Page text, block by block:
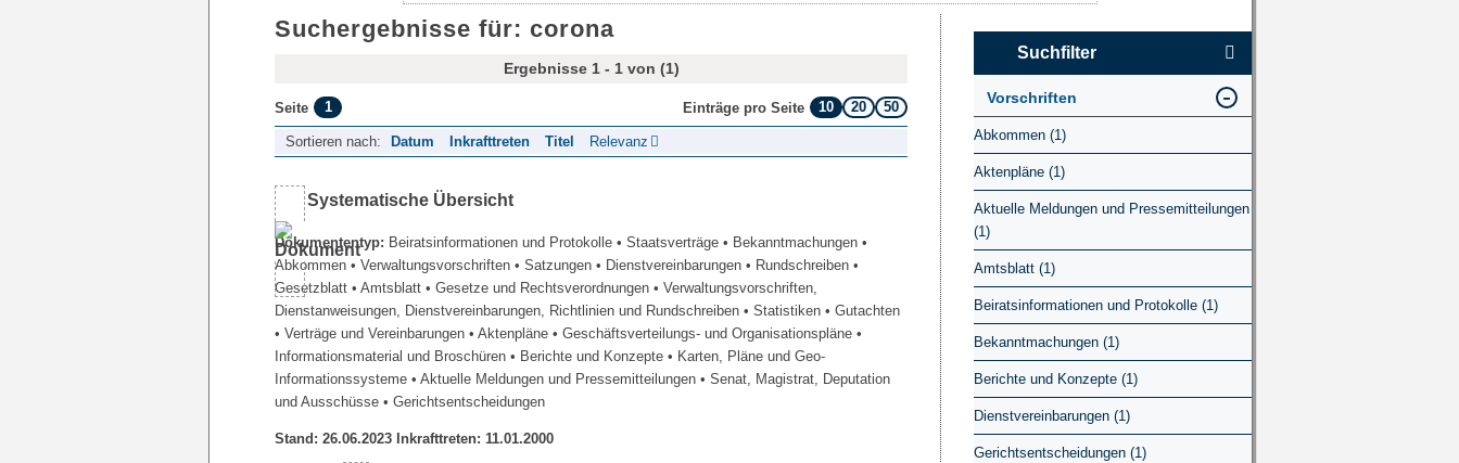
Suchergebnisse für: corona
Ergebnisse 1 - 1 von (1)
Seite 1 Einträge pro Seite 10 20 50
Sortieren nach: Datum Inkrafttreten Titel Relevanz
Systematische Übersicht
Dokumententyp: Beiratsinformationen und Protokolle • Staatsverträge • Bekanntmachungen •
Abkommen • Verwaltungsvorschriften • Satzungen • Dienstvereinbarungen • Rundschreiben •
Gesetzblatt • Amtsblatt • Gesetze und Rechtsverordnungen • Verwaltungsvorschriften,
Dienstanweisungen, Dienstvereinbarungen, Richtlinien und Rundschreiben • Statistiken • Gutachten
• Verträge und Vereinbarungen • Aktenpläne • Geschäftsverteilungs- und Organisationspläne •
Informationsmaterial und Broschüren • Berichte und Konzepte • Karten, Pläne und Geo-
Informationssysteme • Aktuelle Meldungen und Pressemitteilungen • Senat, Magistrat, Deputation
und Ausschüsse • Gerichtsentscheidungen
Stand: 26.06.2023 Inkrafttreten: 11.01.2000
Suchfilter
Vorschriften
Abkommen (1)
Aktenpläne (1)
Aktuelle Meldungen und Pressemitteilungen
(1)
Amtsblatt (1)
Beiratsinformationen und Protokolle (1)
Bekanntmachungen (1)
Berichte und Konzepte (1)
Dienstvereinbarungen (1)
Gerichtsentscheidungen (1)